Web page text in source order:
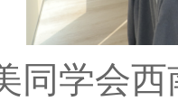
同学会